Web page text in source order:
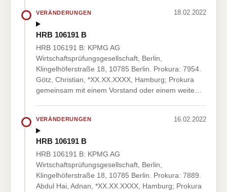
VERÄNDERUNGEN 18.02.2022
HRB 106191 B
HRB 106191 B: KPMG AG
Wirtschaftsprüfungsgesellschaft, Berlin,
Klingelhöferstraße 18, 10785 Berlin. Prokura: 7954.
Götz, Christian, *XX.XX.XXXX, Hamburg; Prokura
gemeinsam mit einem Vorstand oder einem weite…
VERÄNDERUNGEN 16.02.2022
HRB 106191 B
HRB 106191 B: KPMG AG
Wirtschaftsprüfungsgesellschaft, Berlin,
Klingelhöferstraße 18, 10785 Berlin. Prokura: 7889.
Abdul Hai, Adnan, *XX.XX.XXXX, Hamburg; Prokura